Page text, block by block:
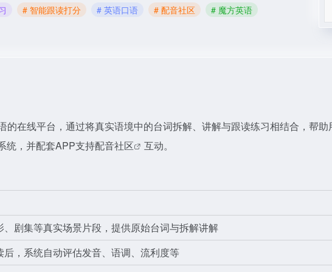
# 智能跟读打分 # 英语口语 # 配音社区 # 魔方英语
的在线平台，通过将真实语境中的台词拆解、讲解与跟读练习相结合，帮助
统，并配套APP支持配音社区 互动。
、剧集等真实场景片段，提供原始台词与拆解讲解
后，系统自动评估发音、语调、流利度等